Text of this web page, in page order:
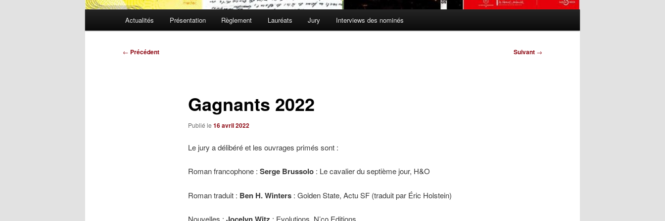
Actualités Présentation Règlement Lauréats Jury Interviews des nominés
Navigation
← Précédent Suivant →
Gagnants 2022
Publié le 16 avril 2022
Le jury a délibéré et les ouvrages primés sont :
Roman francophone : Serge Brussolo : Le cavalier du septième jour, H&O
Roman traduit : Ben H. Winters : Golden State, Actu SF (traduit par Éric Holstein)
Nouvelles : : Evolutions, N’co Editions